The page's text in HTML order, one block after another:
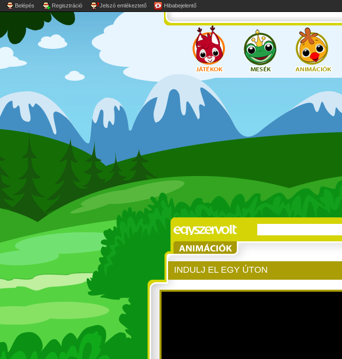
Belépés Regisztráció Jelszó emlékeztető Hibabejelentő
INDULJ EL EGY ÚTON